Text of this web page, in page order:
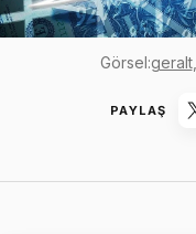
Görsel:geralt,
PAYLAŞ